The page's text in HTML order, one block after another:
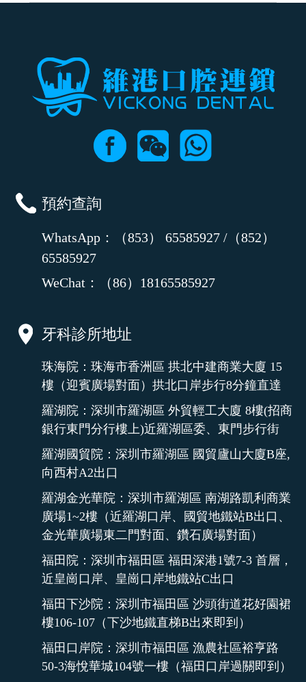
預約查詢
WhatsApp：（853） 65585927 /（852）
65585927
WeChat：（86）18165585927
牙科診所地址
珠海院：珠海市香洲區 拱北中建商業大廈 15
樓（迎賓廣場對面）拱北口岸步行8分鐘直達
羅湖院：深圳市羅湖區 外貿輕工大廈 8樓(招商
銀行東門分行樓上)近羅湖區委、東門步行街
羅湖國貿院：深圳市羅湖區 國貿廬山大廈B座,
向西村A2出口
羅湖金光華院：深圳市羅湖區 南湖路凱利商業
廣場1~2樓（近羅湖口岸、國貿地鐵站B出口、
金光華廣場東二門對面、鑽石廣場對面）
福田院：深圳市福田區 福田深港1號7-3 首層，
近皇崗口岸、皇崗口岸地鐵站C出口
福田下沙院：深圳市福田區 沙頭街道花好園裙
樓106-107（下沙地鐵直梯B出來即到）
福田口岸院：深圳市福田區 漁農社區裕亨路
50-3海悅華城104號一樓（福田口岸過關即到）